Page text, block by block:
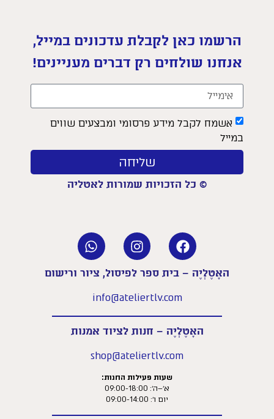
הרשמו כאן לקבלת עדכונים במייל,
אנחנו שולחים רק דברים מעניינים!
אשמח לקבל מידע פרסומי ומבצעים שווים
במייל
שליחה
© כל הזכויות שמורות לאטליה
האָטֶלְיֶה – בית ספר לפיסול, ציור ורישום
info@ateliertlv.com
האָטֶלְיֶה – חנות לציוד אמנות
shop@ateliertlv.com
שעות פעילות החנות:
א׳–ה׳: 09:00-18:00
יום ו׳: 09:00-14:00